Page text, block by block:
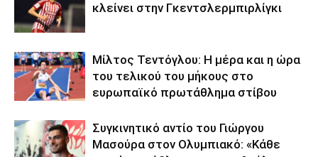
κλείνει στην Γκεντσλερμπιρλίγκι
Μίλτος Τεντόγλου: Η μέρα και η ώρα
του τελικού του μήκους στο
ευρωπαϊκό πρωτάθλημα στίβου
Συγκινητικό αντίο του Γιώργου
Μασούρα στον Ολυμπιακό: «Κάθε